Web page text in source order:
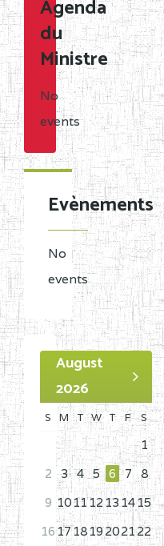
Agenda
du
Ministre
No
events
Evènements
No
events
August
2026
S M T W T F S
1
2
3 4 5 6 7
8
9 101112131415
1617 18 19202122